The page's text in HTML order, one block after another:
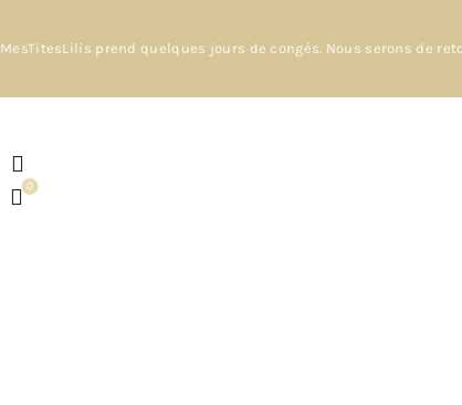
MesTitesLilis prend quelques jours de congés. Nous serons de
0